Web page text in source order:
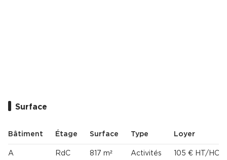
Surface
Bâtiment Étage Surface Type Loyer
A RdC 817 m² Activités 105 € HT/HC/